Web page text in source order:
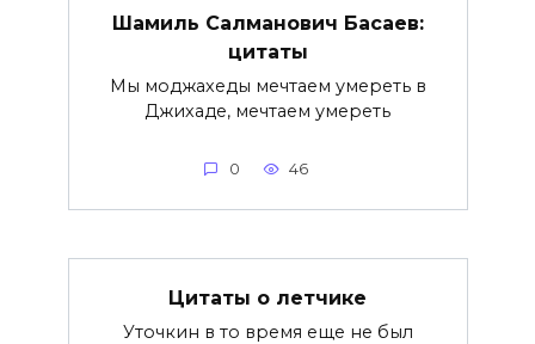
Шамиль Салманович Басаев:
цитаты
Мы моджахеды мечтаем умереть в
Джихаде, мечтаем умереть
0 46
Цитаты о летчике
Уточкин в то время еще не был